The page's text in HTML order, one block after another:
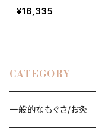
¥16,335
CATEGORY
一般的なもぐさ/お灸